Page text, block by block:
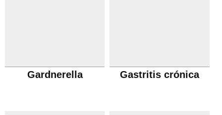
Gardnerella Gastritis crónica